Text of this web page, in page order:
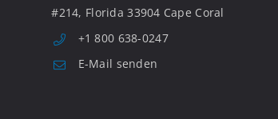
#214, Florida 33904 Cape Coral
+1 800 638-0247
E-Mail senden